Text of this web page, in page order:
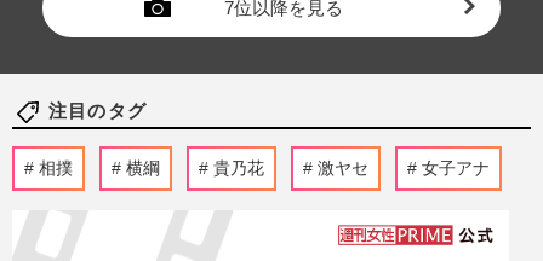
7位以降を見る
注目のタグ
相撲 横綱 貴乃花 激ヤセ 女子アナ